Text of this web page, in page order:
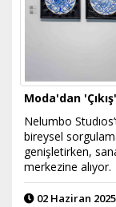
Moda'dan
Nelumbo
bireysel
genişletirken,
merkezine alıyor.
02 Haziran